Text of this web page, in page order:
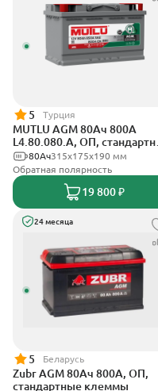
5 Турция
MUTLU AGM 80Ач 800A
L4.80.080.A, ОП,
клеммы315x175x190 мм
80Ач
Обратная полярность
19 800 ₽
24 месяца
5 Беларусь
Zubr AGM 80Ач 800А, ОП,
стандартные клеммы